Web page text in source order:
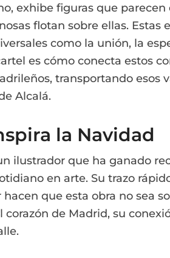
exhibe figuras que
flotan sobre ellas. Estas
como la unión, la
es cómo conecta estos
transportando esos
Alcalá.
la Navidad
ilustrador que ha ganado
en arte. Su trazo
que esta obra no sea
corazón de Madrid, su